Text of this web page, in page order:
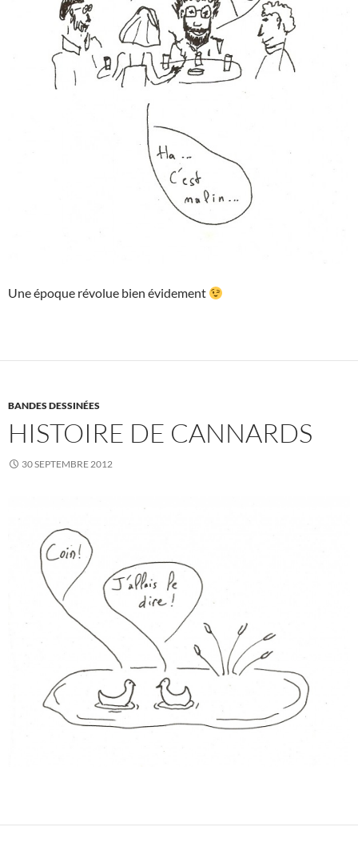
Une époque révolue bien évidement
BANDES DESSINÉES
HISTOIRE DE CANNARDS
30 SEPTEMBRE 2012